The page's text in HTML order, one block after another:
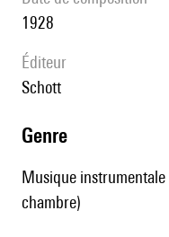
1928
éditeur
Schott
genre
Musique
chambre)